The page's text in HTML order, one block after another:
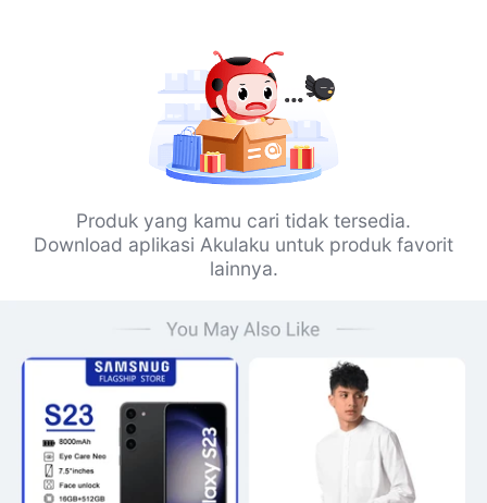
Produk yang kamu cari tidak tersedia.
Download aplikasi Akulaku untuk produk favorit
lainnya.